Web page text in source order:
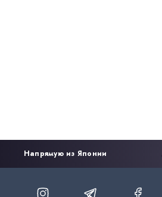
Напрямую из Японии